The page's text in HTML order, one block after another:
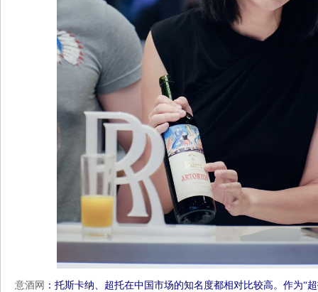
意酒网 ：托斯卡纳、超托在中国市场的知名度都相对比较高。作为“